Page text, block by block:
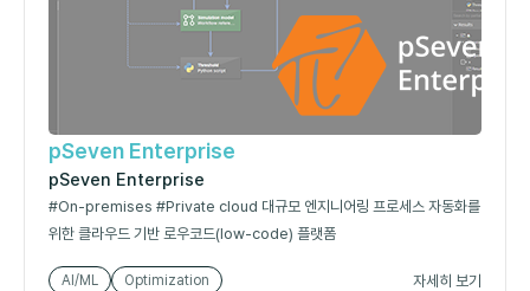
pSeven Enterprise
pSeven Enterprise
#On‑premises #Private cloud 대규모 엔지니어링 프로세스 자동화를
위한 클라우드 기반 로우코드(low-code) 플랫폼
AI/ML Optimization 자세히 보기